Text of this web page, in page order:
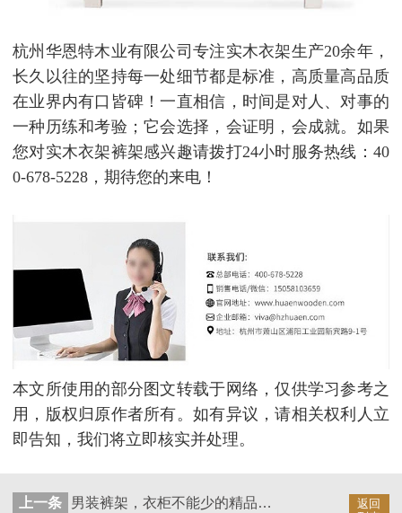
杭州华恩特木业有限公司专注实木衣架生产20余年，
长久以往的坚持每一处细节都是标准，高质量高品质
在业界内有口皆碑！一直相信，时间是对人、对事的
一种历练和考验；它会选择，会证明，会成就。如果
您对实木衣架裤架感兴趣请拨打24小时服务热线：40
0-678-5228，期待您的来电！
本文所使用的部分图文转载于网络，仅供学习参考之
用，版权归原作者所有。如有异议，请相关权利人立
即告知，我们将立即核实并处理。
返回
上一条 男装裤架，衣柜不能少的精品【华恩】